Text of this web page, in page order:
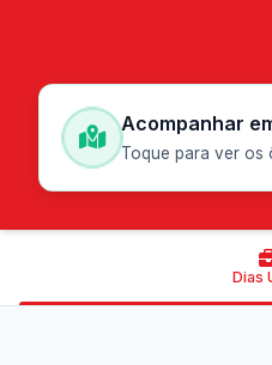
Acompanhar
Toque para ver os
Dias